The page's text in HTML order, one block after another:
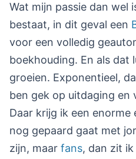
Wat mijn passie dan wel
bestaat, in dit geval een
voor een volledig
boekhouding. En als dat
groeien. Exponentieel,
ben gek op uitdaging en
Daar krijg ik een
nog gepaard gaat met
zijn, maar fans, dan zit ik